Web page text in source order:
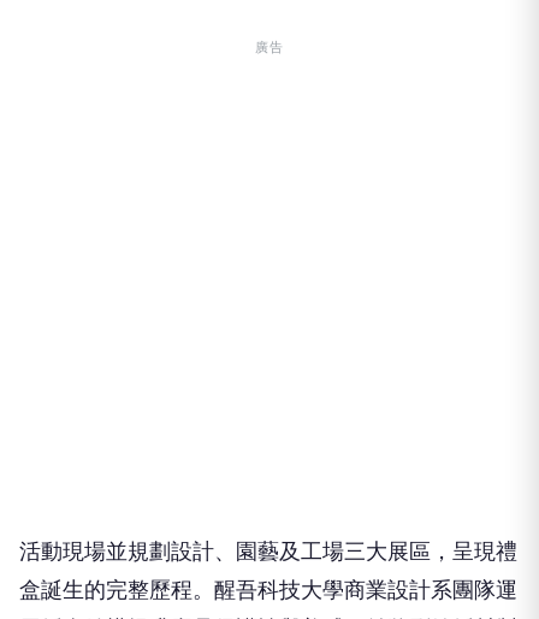
廣告
活動現場並規劃設計、園藝及工場三大展區，呈現禮
盒誕生的完整歷程。醒吾科技大學商業設計系團隊運